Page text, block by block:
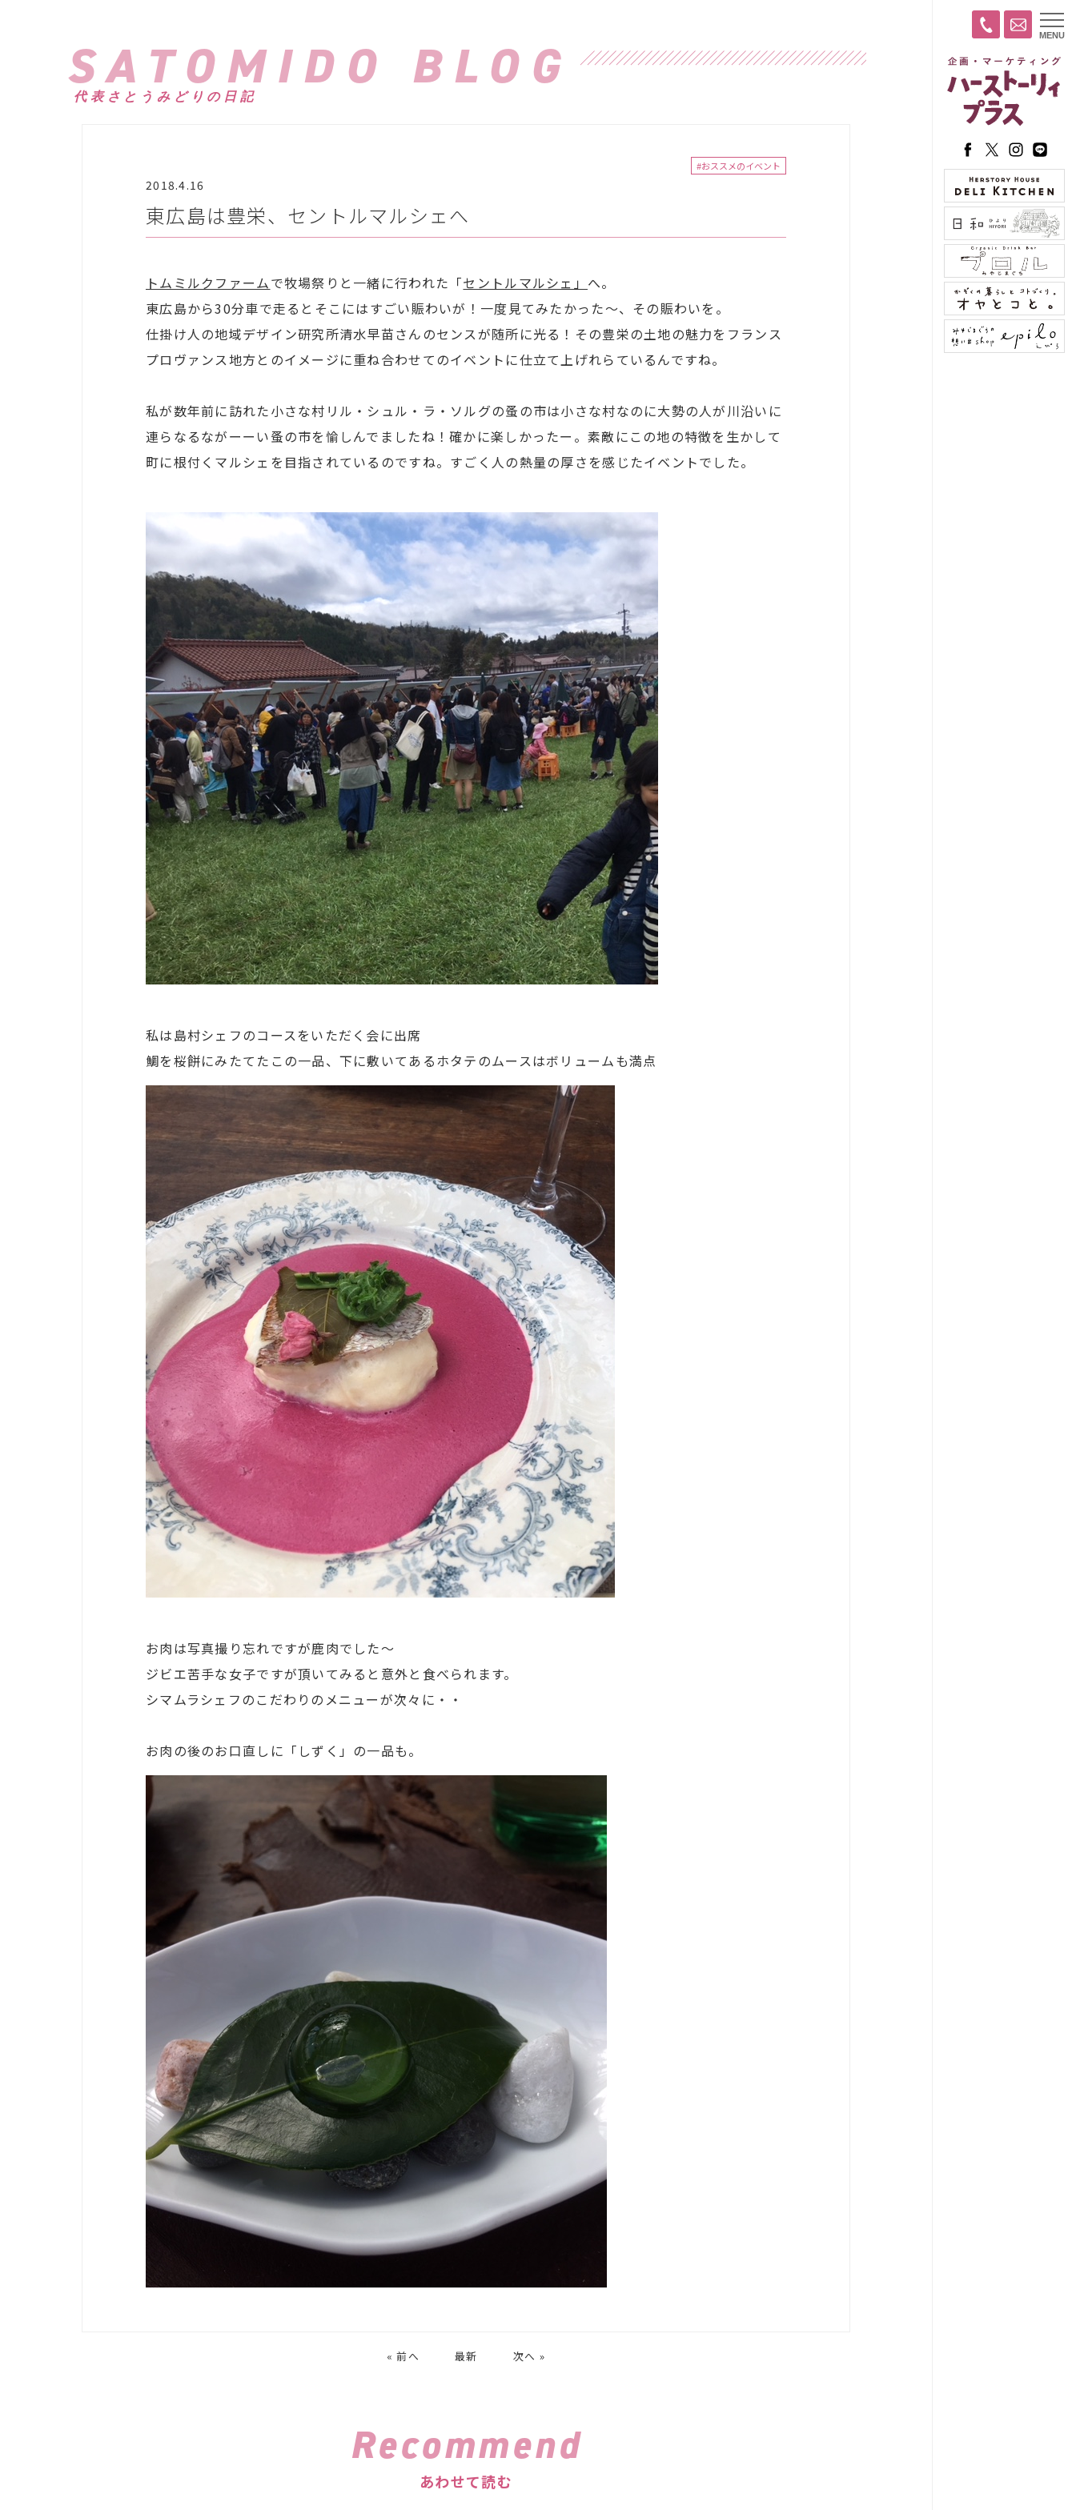
SATOMIDO BLOG
代表さとうみどりの日記
#おススメのイベント
2018.4.16
東広島は豊栄、セントルマルシェへ
トムミルクファームで牧場祭りと一緒に行われた「セントルマルシェ」 へ。
東広島から30分車で走るとそこにはすごい賑わいが！一度見てみたかった～、その賑わいを。
仕掛け人の地域デザイン研究所清水早苗さんのセンスが随所に光る！その豊栄の土地の魅力をフランス
プロヴァンス地方とのイメージに重ね合わせてのイベントに仕立て上げれらているんですね。
私が数年前に訪れた小さな村リル・シュル・ラ・ソルグの蚤の市は小さな村なのに大勢の人が川沿いに
連らなるながーーい蚤の市を愉しんでましたね！確かに楽しかったー。素敵にこの地の特徴を生かして
町に根付くマルシェを目指されているのですね。すごく人の熱量の厚さを感じたイベントでした。
私は島村シェフのコースをいただく会に出席
鯛を桜餅にみたてたこの一品、下に敷いてあるホタテのムースはボリュームも満点
お肉は写真撮り忘れですが鹿肉でした～
ジビエ苦手な女子ですが頂いてみると意外と食べられます。
シマムラシェフのこだわりのメニューが次々に・・
お肉の後のお口直しに「しずく」の一品も。
« 前へ 最新 次へ »
Recommend
あわせて読む
t
o
g
e
n
t
o
n
MENU